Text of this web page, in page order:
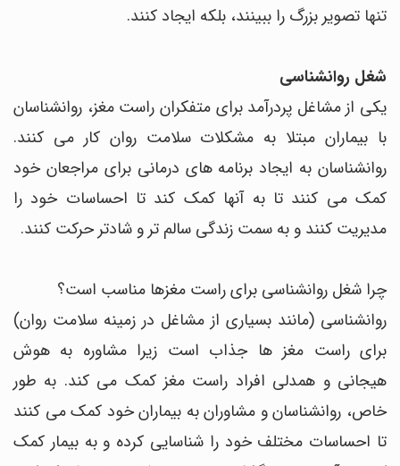
تنها تصویر بزرگ را ببینند، بلکه ایجاد کنند.
شغل روانشناسی
یکی از مشاغل پردرآمد برای متفکران راست مغز، روانشناسان
با بیماران مبتلا به مشکلات سلامت روان کار می کنند.
روانشناسان به ایجاد برنامه های درمانی برای مراجعان خود
کمک می کنند تا به آنها کمک کند تا احساسات خود را
مدیریت کنند و به سمت زندگی سالم تر و شادتر حرکت کنند.
چرا شغل روانشناسی برای راست مغزها مناسب است؟
روانشناسی (مانند بسیاری از مشاغل در زمینه سلامت روان)
برای راست مغز ها جذاب است زیرا مشاوره به هوش
هیجانی و همدلی افراد راست مغز کمک می کند. به طور
خاص، روانشناسان و مشاوران به بیماران خود کمک می کنند
تا احساسات مختلف خود را شناسایی کرده و به بیمار کمک